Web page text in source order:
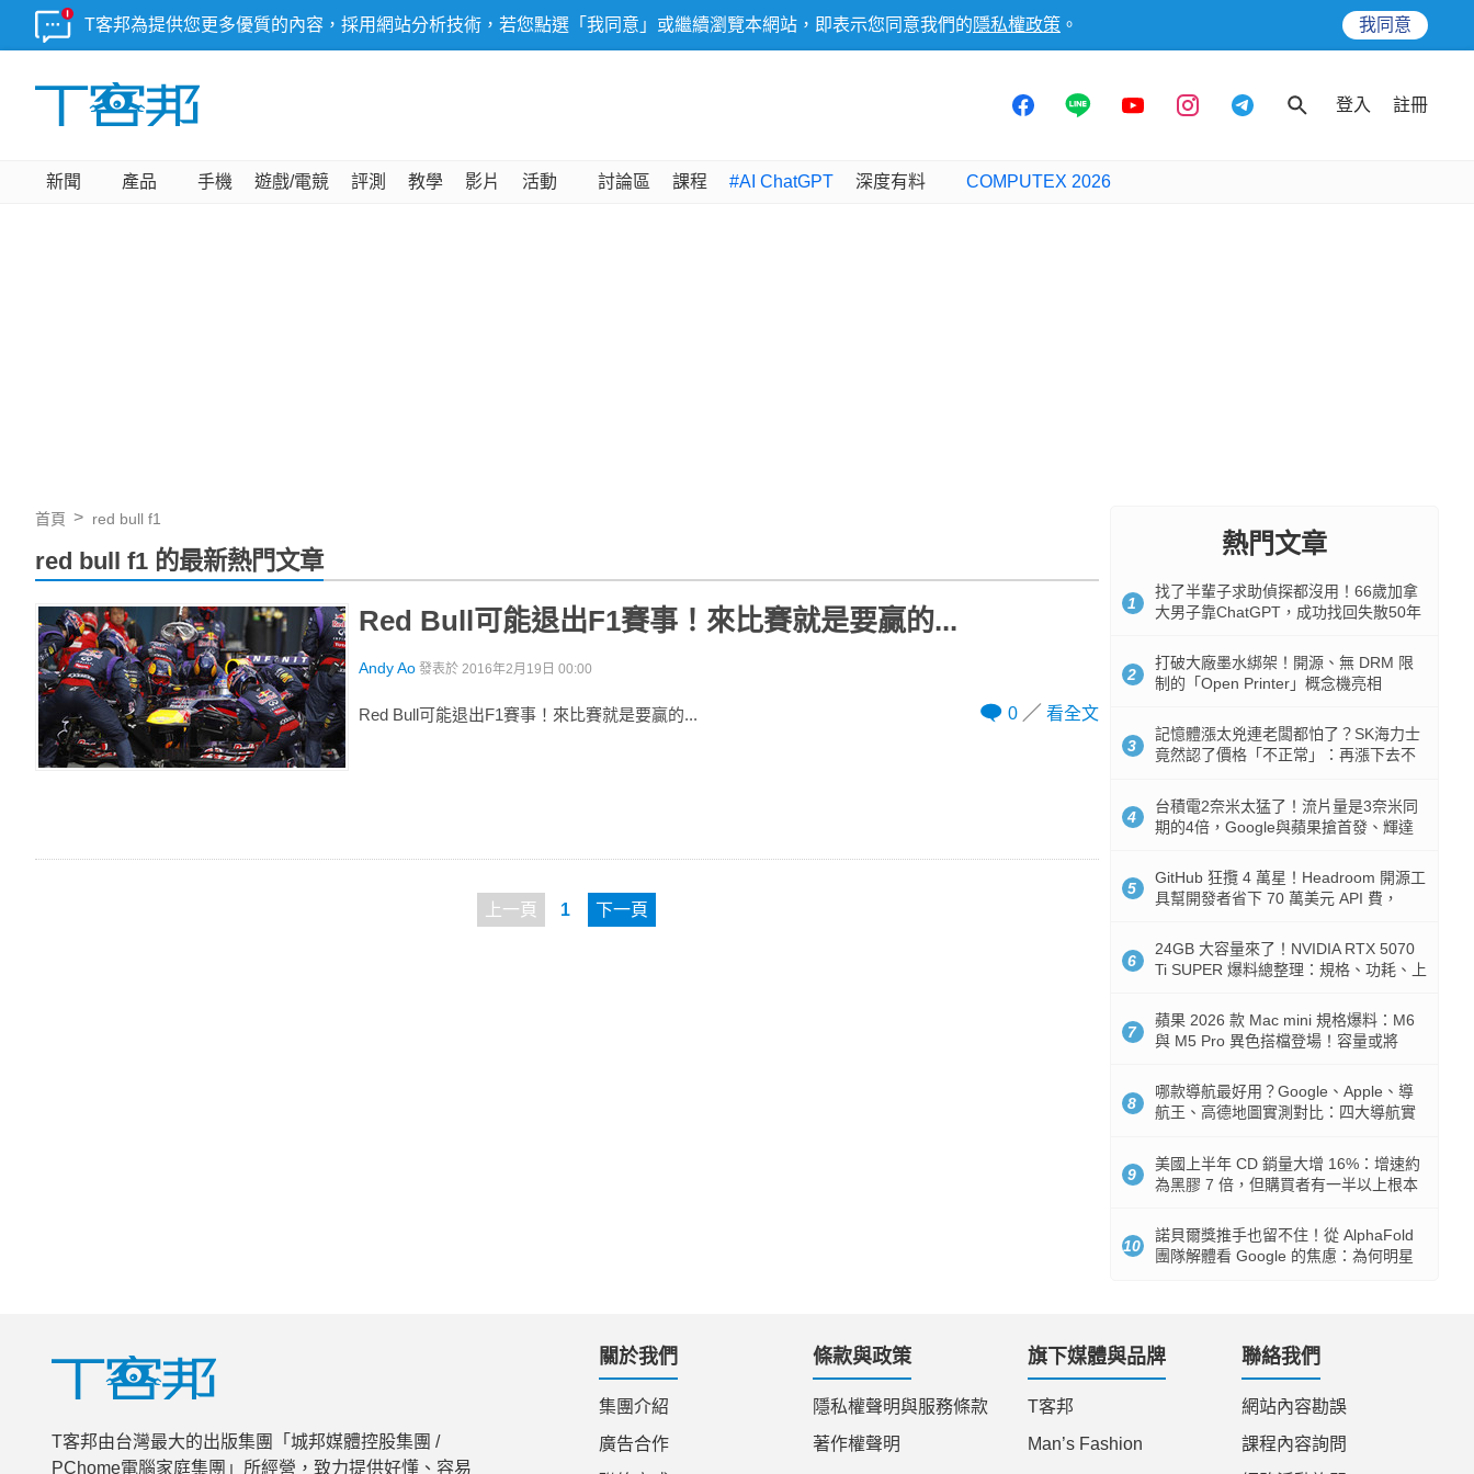
T客邦為提供您更多優質的內容，採用網站分析技術，若您點選「我同意」或繼續瀏覽本網站，即表示您同意我們的 隱私權政策 。 我同意
登入 註冊
新聞 產品 手機 遊戲/電競 評測 教學 影片 活動 討論區 課程 #AI ChatGPT 深度有料 COMPUTEX 2026
首頁 red bull f1
red bull f1 的最新熱門文章
Red Bull可能退出F1賽事！來比賽就是要贏的...
Andy Ao 發表於 2016年2月19日 00:00
Red Bull可能退出F1賽事！來比賽就是要贏的... 0 看全文
上一頁 1 下一頁
熱門文章
1
找了半輩子求助偵探都沒用！66歲加拿
大男子靠ChatGPT，成功找回失散50年
2
打破大廠墨水綁架！開源、無 DRM 限
制的「Open Printer」概念機亮相
3
記憶體漲太兇連老闆都怕了？SK海力士
竟然認了價格「不正常」：再漲下去不
4
台積電2奈米太猛了！流片量是3奈米同
期的4倍，Google與蘋果搶首發、輝達
5
GitHub 狂攬 4 萬星！Headroom 開源工
具幫開發者省下 70 萬美元 API 費，
6
24GB 大容量來了！NVIDIA RTX 5070
Ti SUPER 爆料總整理：規格、功耗、上
7
蘋果 2026 款 Mac mini 規格爆料：M6
與 M5 Pro 異色搭檔登場！容量或將
8
哪款導航最好用？Google、Apple、導
航王、高德地圖實測對比：四大導航實
9
美國上半年 CD 銷量大增 16%：增速約
為黑膠 7 倍，但購買者有一半以上根本
10
諾貝爾獎推手也留不住！從 AlphaFold
團隊解體看 Google 的焦慮：為何明星
T客邦由台灣最大的出版集團「城邦媒體控股集團 /
PChome電腦家庭集團」所經營，致力提供好懂、容易
關於我們
集團介紹
廣告合作
條款與政策
隱私權聲明與服務條款
著作權聲明
旗下媒體與品牌
T客邦
Man’s Fashion
聯絡我們
網站內容勘誤
課程內容詢問